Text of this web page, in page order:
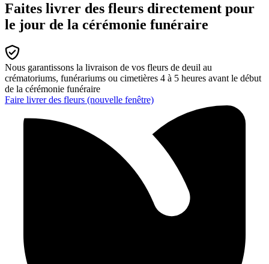
Faites livrer des fleurs directement pour
le jour de la cérémonie funéraire
Nous garantissons la livraison de vos fleurs de deuil au
crématoriums, funérariums ou cimetières 4 à 5 heures avant le début
de la cérémonie funéraire
Faire livrer des fleurs (nouvelle fenêtre)